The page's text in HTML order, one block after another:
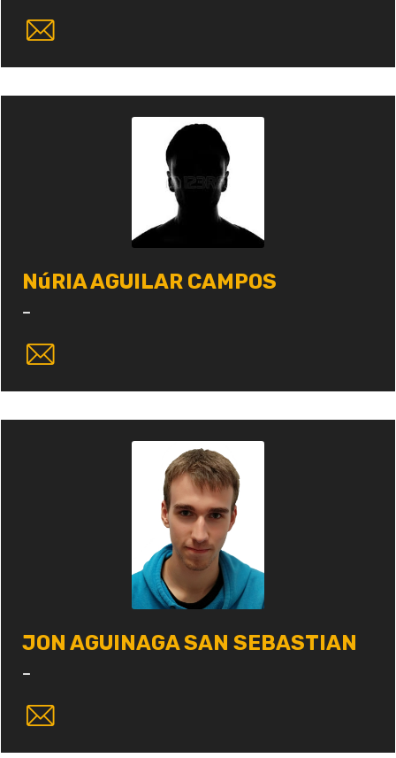
NúRIA AGUILAR CAMPOS
-
JON AGUINAGA SAN SEBASTIAN
-